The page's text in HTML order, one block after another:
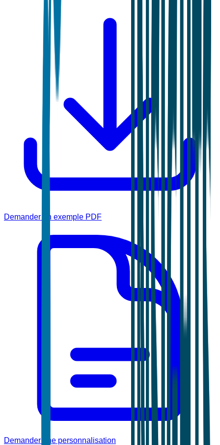
Demander un exemple PDF
Demander une personnalisation